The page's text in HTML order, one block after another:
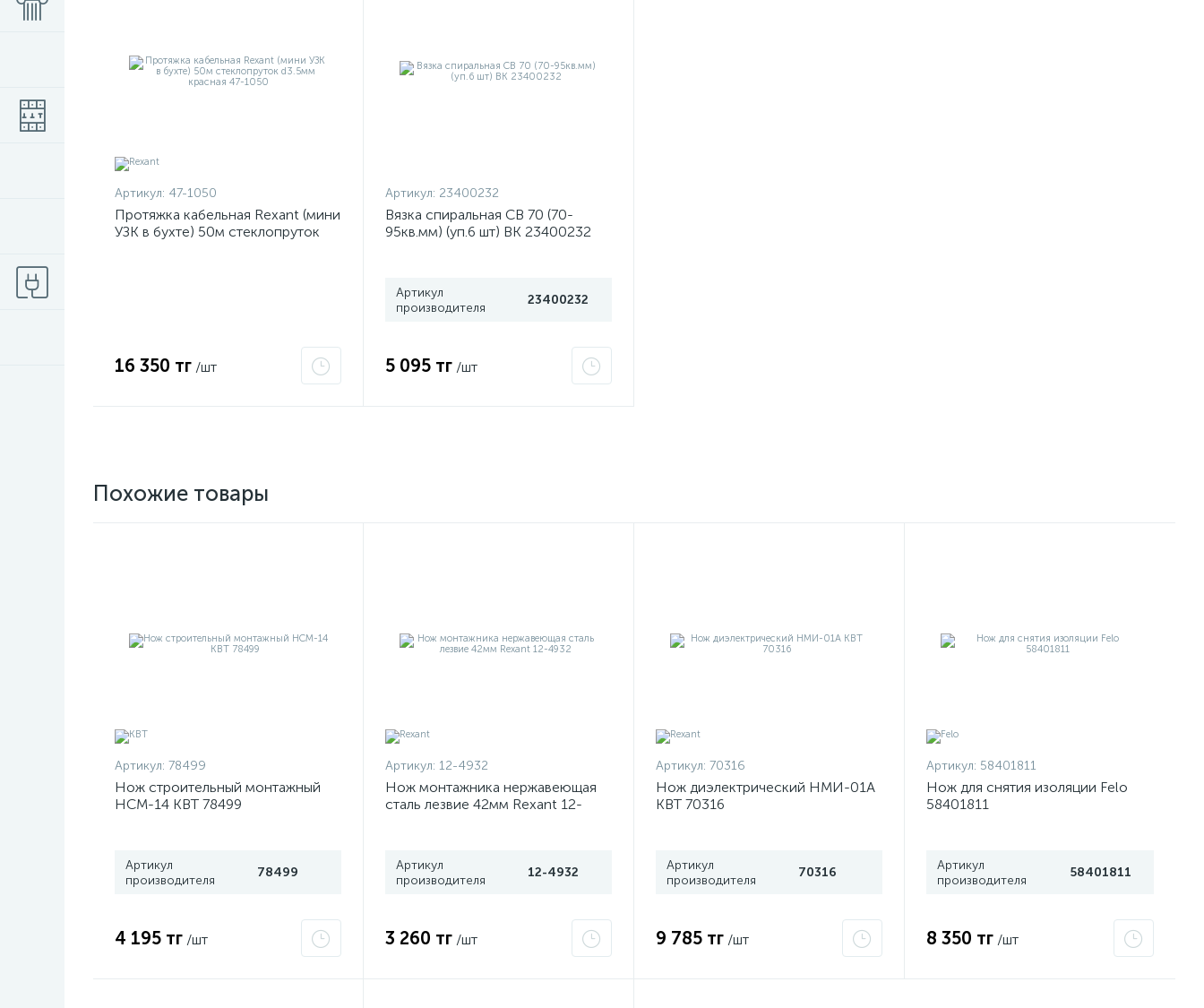
Артикул: 47-1050
Протяжка кабельная Rexant (мини
УЗК в бухте) 50м стеклопруток
16 350 тг /шт
Артикул: 23400232
Вязка спиральная СВ 70 (70-
95кв.мм) (уп.6 шт) ВК 23400232
Артикул
производителя
23400232
5 095 тг /шт
Похожие товары
Артикул: 78499
Нож строительный монтажный
НСМ-14 КВТ 78499
Артикул
производителя
78499
4 195 тг /шт
Артикул: 12-4932
Нож монтажника нержавеющая
сталь лезвие 42мм Rexant 12-
Артикул
производителя
12-4932
3 260 тг /шт
Артикул: 70316
Нож диэлектрический НМИ-01А
КВТ 70316
Артикул
производителя
70316
9 785 тг /шт
Артикул: 58401811
Нож для снятия изоляции Felo
58401811
Артикул
производителя
58401811
8 350 тг /шт